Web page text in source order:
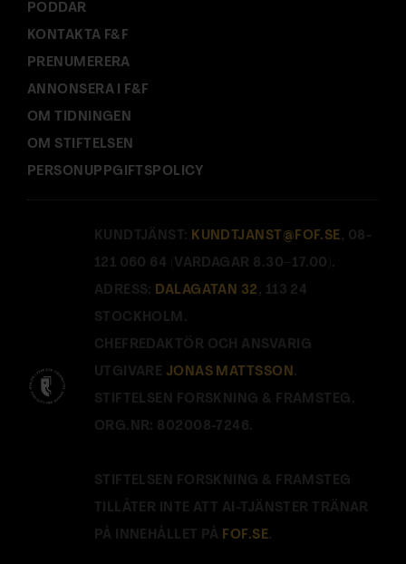
PODDAR
KONTAKTA F&F
PRENUMERERA
ANNONSERA I F&F
OM TIDNINGEN
OM STIFTELSEN
PERSONUPPGIFTSPOLICY
KUNDTJÄNST: KUNDTJANST@FOF.SE , 08-
121 060 64 (VARDAGAR 8.30–17.00).
ADRESS: DALAGATAN 32 , 113 24
STOCKHOLM.
CHEFREDAKTÖR OCH ANSVARIG
UTGIVARE JONAS MATTSSON .
STIFTELSEN FORSKNING & FRAMSTEG.
ORG.NR: 802008-7246.
STIFTELSEN FORSKNING & FRAMSTEG
TILLÅTER INTE ATT AI-TJÄNSTER TRÄNAR
PÅ INNEHÅLLET PÅ FOF.SE.